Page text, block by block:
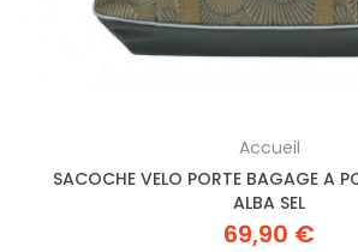
Accueil
SACOCHE VELO PORTE BAGAGE A
ALBA SEL
69,90 €